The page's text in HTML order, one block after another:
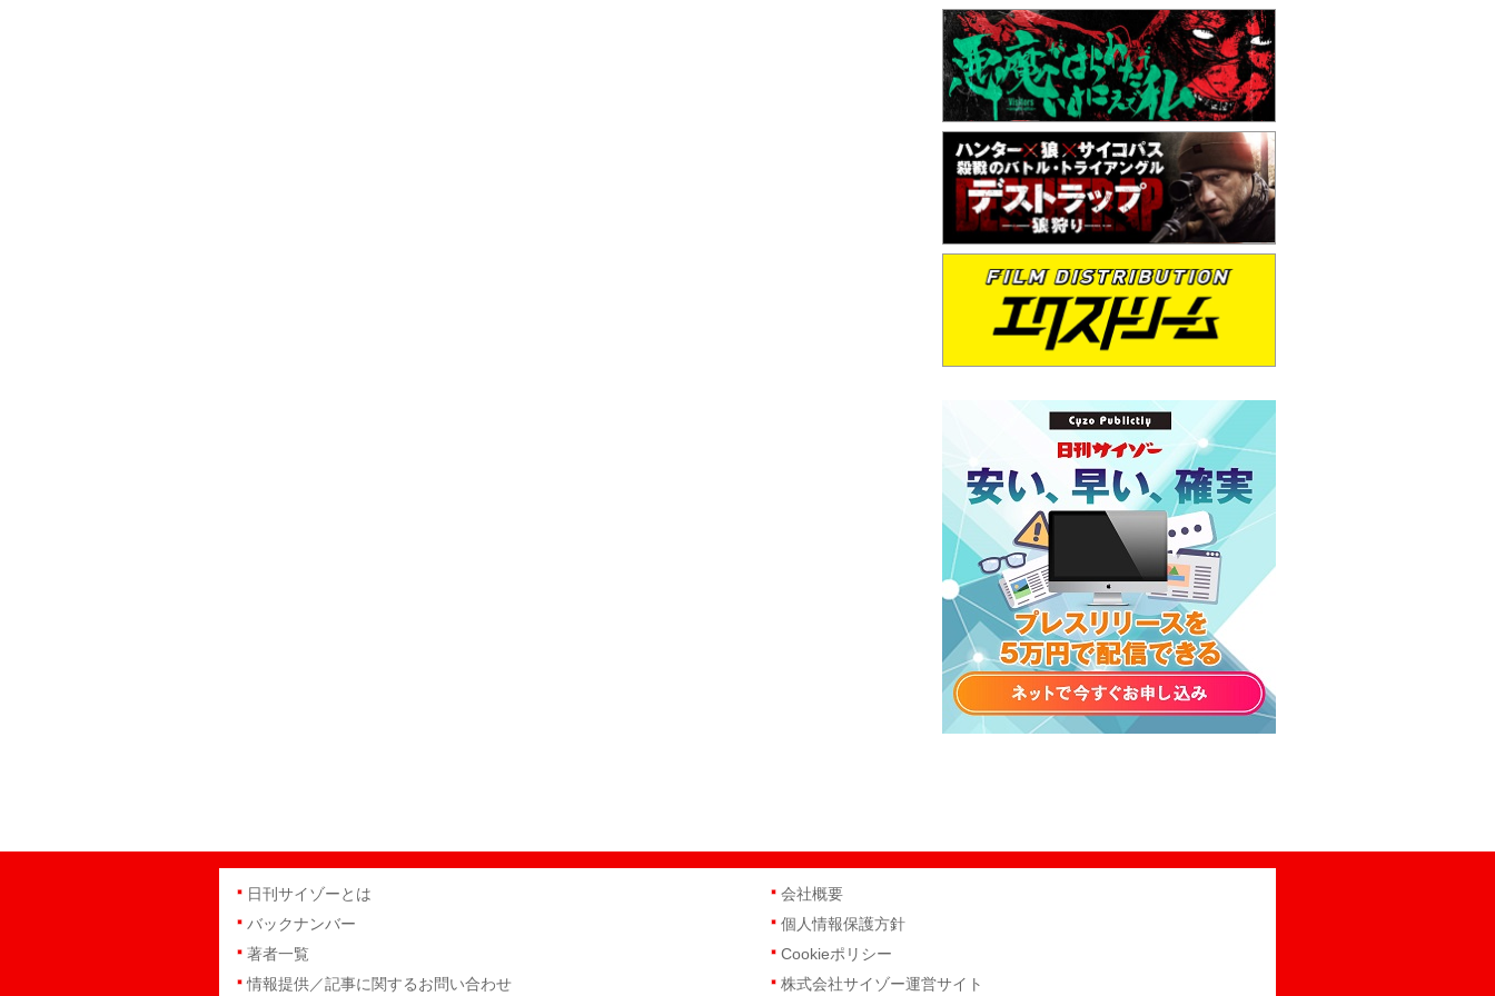
日刊サイゾーとは
バックナンバー
著者一覧
情報提供／記事に関するお問い合わせ
会社概要
個人情報保護方針
Cookieポリシー
株式会社サイゾー運営サイト